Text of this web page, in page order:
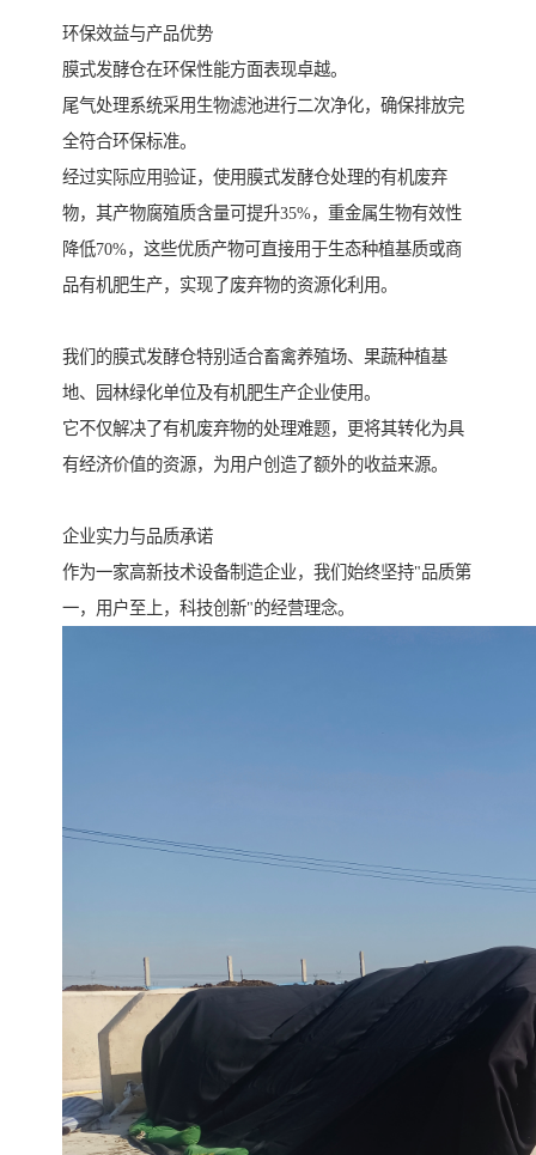
环保效益与产品优势
膜式发酵仓在环保性能方面表现卓越。
尾气处理系统采用生物滤池进行二次净化，确保排放完
全符合环保标准。
经过实际应用验证，使用膜式发酵仓处理的有机废弃
物，其产物腐殖质含量可提升35%，重金属生物有效性
降低70%，这些优质产物可直接用于生态种植基质或商
品有机肥生产，实现了废弃物的资源化利用。
我们的膜式发酵仓特别适合畜禽养殖场、果蔬种植基
地、园林绿化单位及有机肥生产企业使用。
它不仅解决了有机废弃物的处理难题，更将其转化为具
有经济价值的资源，为用户创造了额外的收益来源。
企业实力与品质承诺
作为一家高新技术设备制造企业，我们始终坚持"品质第
一，用户至上，科技创新"的经营理念。